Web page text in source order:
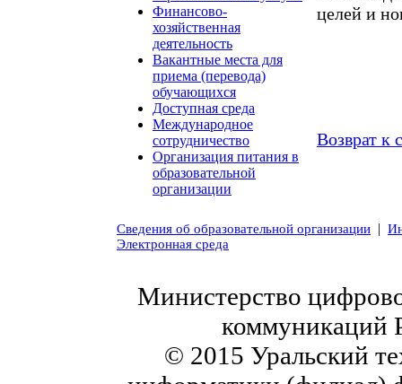
Финансово-
хозяйственная
деятельность
Вакантные места для
приема (перевода)
обучающихся
Доступная среда
Международное
сотрудничество
Организация питания в
образовательной
организации
целей и
Возврат к
Сведения об образовательной организации |
Электронная среда
Министерство
коммуникаций
© 2015 Уральский